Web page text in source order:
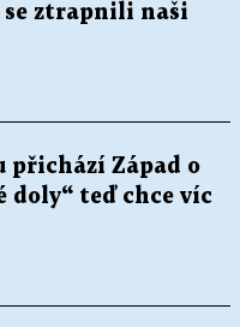
se ztrapnili naši
přichází Západ o
doly“ teď chce víc